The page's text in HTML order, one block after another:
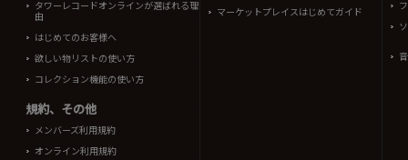
タワーレコードオンラインが選ばれる理
由
はじめてのお客様へ
欲しい物リストの使い方
コレクション機能の使い方
規約、その他
メンバーズ利用規約
オンライン利用規約
マーケットプレイスはじめてガイド